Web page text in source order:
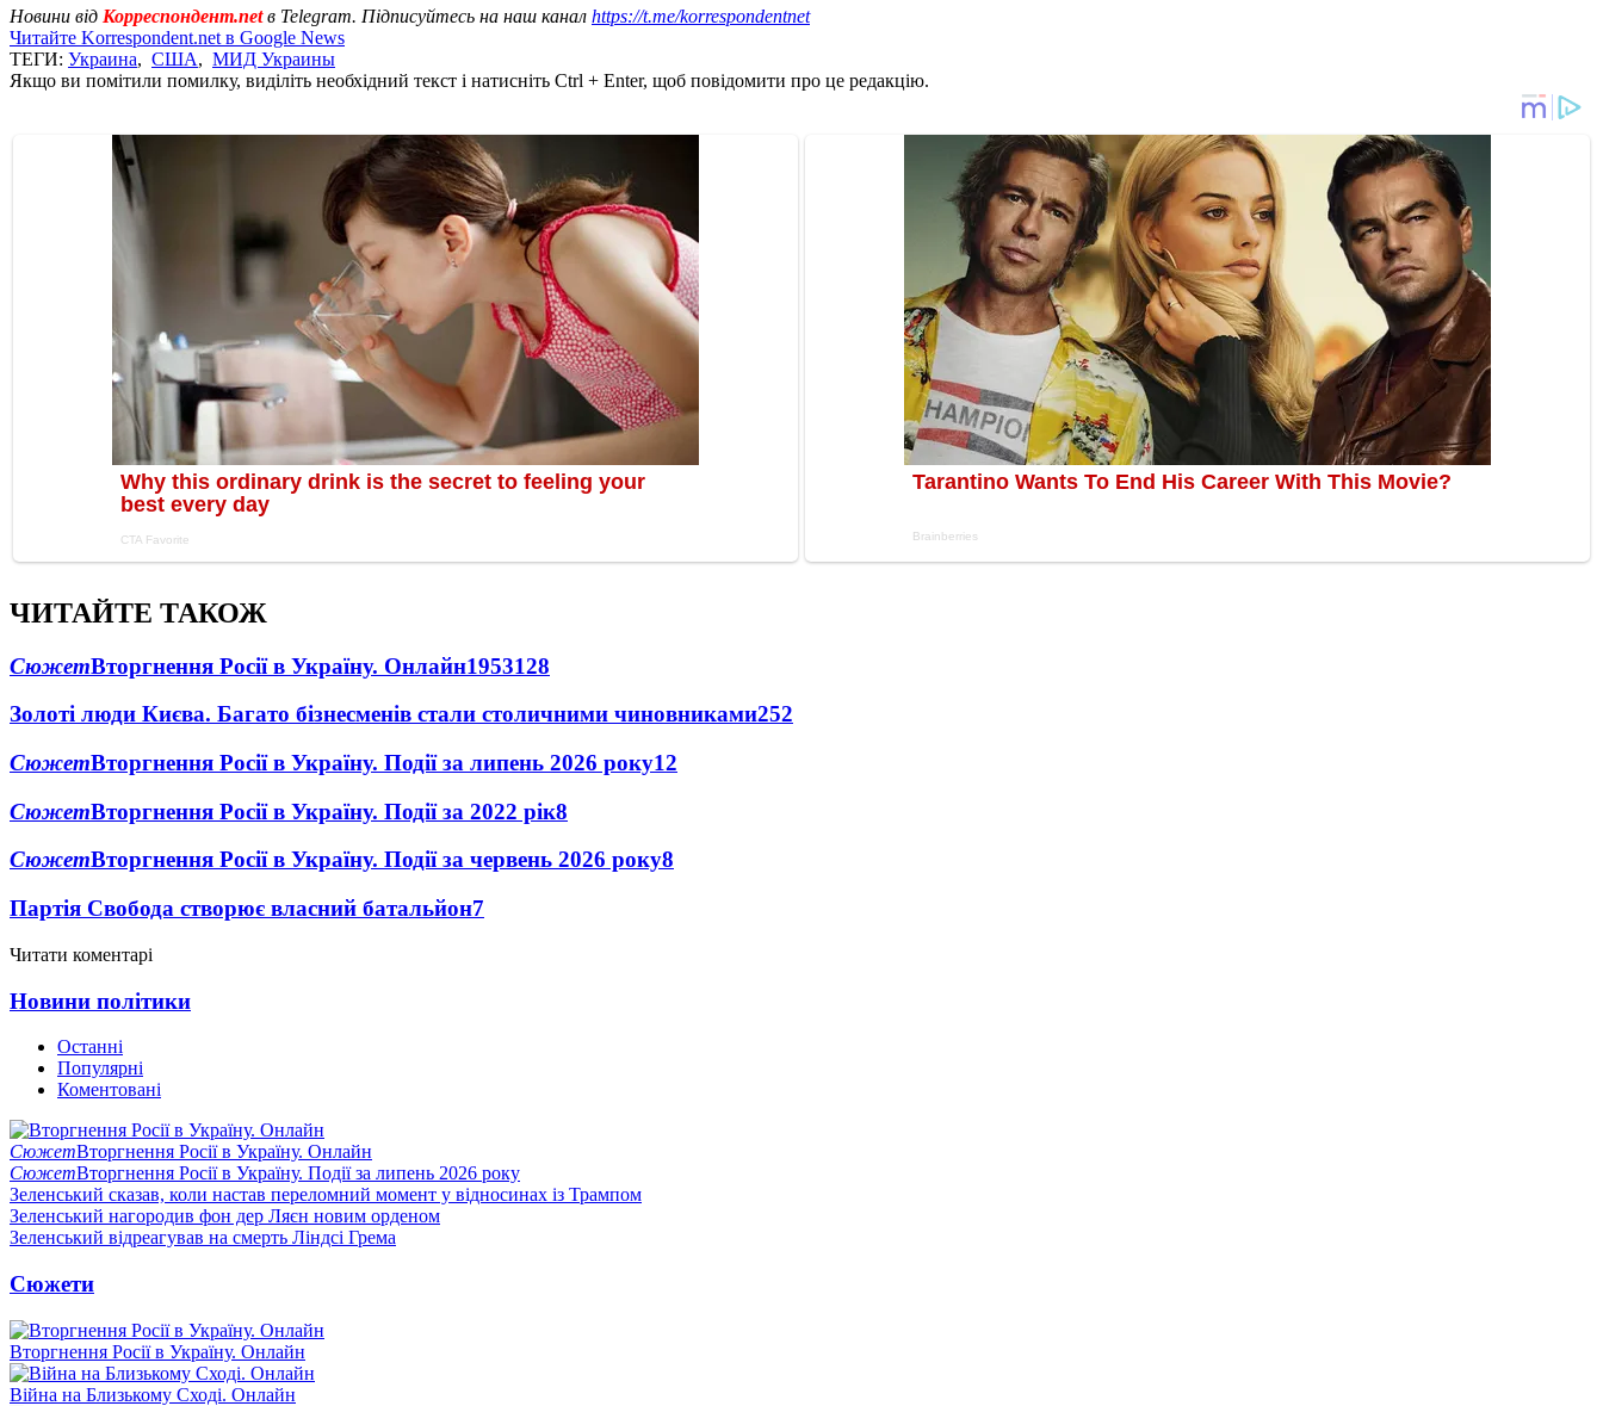
Новини від Корреспондент.netв Telegram. Підписуйтесь на наш канал https://t.me/korrespondentnet
Читайте Korrespondent.net в Google News
ТЕГИ: Украина, США, МИД Украины
Якщо ви помітили помилку, виділіть необхідний текст і натисніть Ctrl + Enter, щоб повідомити про це редакцію.
ЧИТАЙТЕ ТАКОЖ
СюжетВторгнення Росії в Україну. Онлайн1953128
Золоті люди Києва. Багато бізнесменів стали столичними чиновниками252
СюжетВторгнення Росії в Україну. Події за липень 2026 року12
СюжетВторгнення Росії в Україну. Події за 2022 рік8
СюжетВторгнення Росії в Україну. Події за червень 2026 року8
Партія Свобода створює власний батальйон7
Читати коментарі
Новини політики
Останні
Популярні
Коментовані
СюжетВторгнення Росії в Україну. Онлайн
СюжетВторгнення Росії в Україну. Події за липень 2026 року
Зеленський сказав, коли настав переломний момент у відносинах із Трампом
Зеленський нагородив фон дер Ляєн новим орденом
Зеленський відреагував на смерть Ліндсі Грема
Сюжети
Вторгнення Росії в Україну. Онлайн
Війна на Близькому Сході. Онлайн